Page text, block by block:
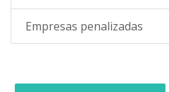
Empresas penalizadas